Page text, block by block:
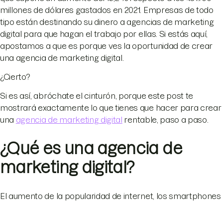
millones de dólares gastados en 2021. Empresas de todo
tipo están destinando su dinero a agencias de marketing
digital para que hagan el trabajo por ellas. Si estás aquí,
apostamos a que es porque ves la oportunidad de crear
una agencia de marketing digital.
¿Cierto?
Si es así, abróchate el cinturón, porque este post te
mostrará exactamente lo que tienes que hacer para crear
una agencia de marketing digital rentable, paso a paso.
¿Qué es una agencia de
marketing digital?
El aumento de la popularidad de internet, los smartphones